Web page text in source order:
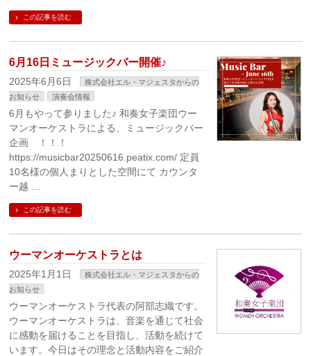
この記事を読む
6月16日ミュージックバー開催♪
2025年6月6日
株式会社エル・マジェスタからの
お知らせ
演奏会情報
6月もやって参りました♪ 和奏女子楽団ウー
マンオーケストラによる、ミュージックバー
企画 ！！！
https://musicbar20250616.peatix.com/ 定員
10名様の個人まりとした空間にて カウンタ
ー越 …
この記事を読む
ウーマンオーケストラとは
2025年1月1日
株式会社エル・マジェスタからの
お知らせ
ウーマンオーケストラ代表の阿部志織です。
ウーマンオーケストラは、音楽を通じて社会
に感動を届けることを目指し、活動を続けて
います。今日はその理念と活動内容をご紹介